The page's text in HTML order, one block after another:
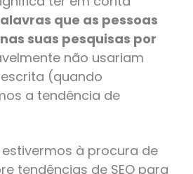
que as pessoas
suas pesquisas por
não usariam
(quando
a tendência de
estivermos à procura de
tendências de SEO para